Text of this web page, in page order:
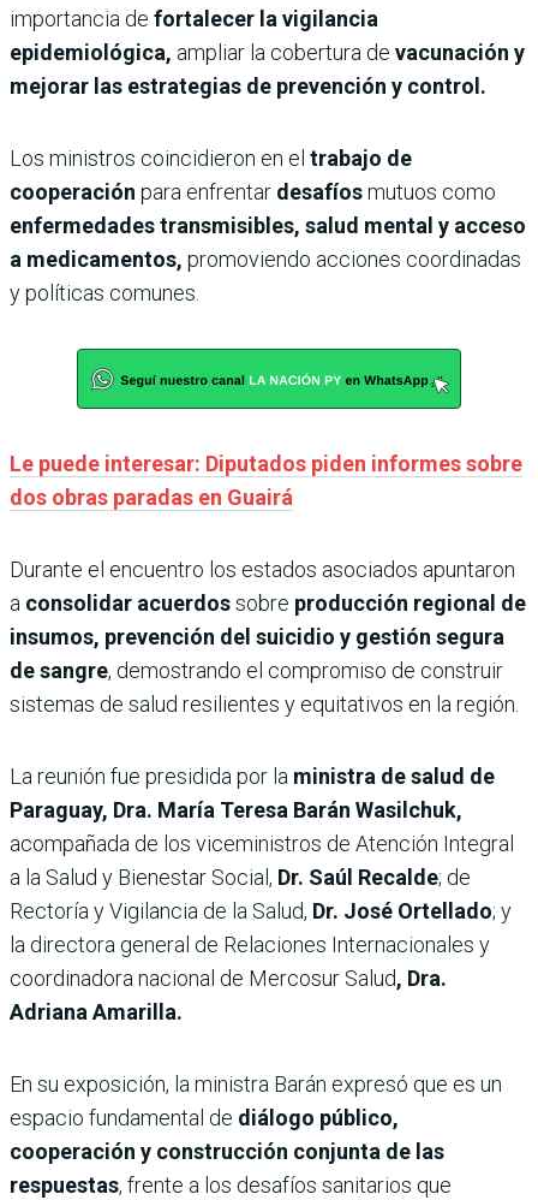
importancia de fortalecer la vigilancia
epidemiológica, ampliar la cobertura de vacunación y
mejorar las estrategias de prevención y control.
Los ministros coincidieron en el trabajo de
cooperación para enfrentar desafíosmutuos como
enfermedades transmisibles, salud mental y acceso
a medicamentos, promoviendo acciones coordinadas
y políticas comunes.
Le puede interesar: Diputados piden informes sobre
dos obras paradas en Guairá
Durante el encuentro los estados asociados apuntaron
a consolidar acuerdossobre producción regional de
insumos, prevención del suicidio y gestión segura
de sangre, demostrando el compromiso de construir
sistemas de salud resilientes y equitativos en la región.
La reunión fue presidida por la ministra de salud de
Paraguay, Dra. María Teresa Barán Wasilchuk,
acompañada de los viceministros de Atención Integral
a la Salud y Bienestar Social, Dr. Saúl Recalde; de
Rectoría y Vigilancia de la Salud, Dr. José Ortellado; y
la directora general de Relaciones Internacionales y
coordinadora nacional de Mercosur Salud, Dra.
Adriana Amarilla.
En su exposición, la ministra Barán expresó que es un
espacio fundamental de diálogo público,
cooperación y construcción conjunta de las
respuestas, frente a los desafíos sanitarios que